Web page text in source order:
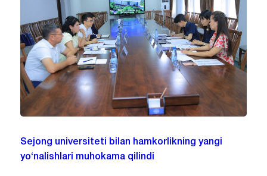
Sejong universiteti bilan hamkorlikning yangi
yo‘nalishlari muhokama qilindi